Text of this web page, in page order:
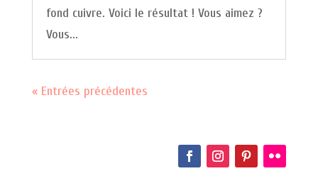
fond cuivre. Voici le résultat ! Vous aimez ?
Vous...
« Entrées précédentes